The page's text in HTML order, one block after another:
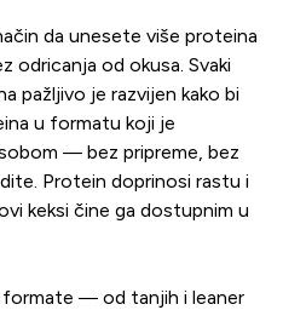
da unesete više proteina
odricanja od okusa. Svaki
pažljivo je razvijen kako bi
u formatu koji je
— bez pripreme, bez
Protein doprinosi rastu i
keksi čine ga dostupnim u
— od tanjih i leaner